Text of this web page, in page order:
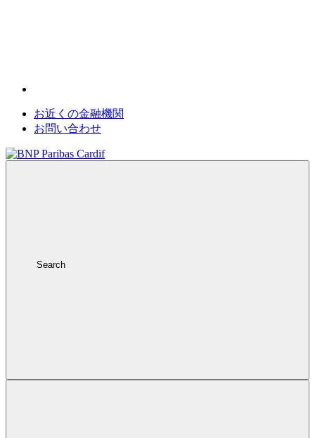
お近くの金融機関
お問い合わせ
Search